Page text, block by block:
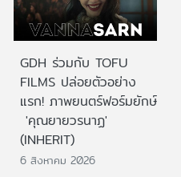
GDH ร่วมกับ TOFU
FILMS ปล่อยตัวอย่าง
แรก! ภาพยนตร์ฟอร์มยักษ์
'คุณยายวรนาฏ'
(INHERIT)
6 สิงหาคม 2026